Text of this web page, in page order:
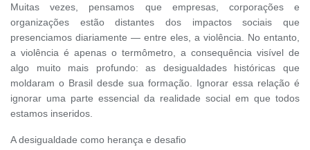
Muitas vezes, pensamos que empresas, corporações e
organizações estão distantes dos impactos sociais que
presenciamos diariamente — entre eles, a violência. No entanto,
a violência é apenas o termômetro, a consequência visível de
algo muito mais profundo: as desigualdades históricas que
moldaram o Brasil desde sua formação. Ignorar essa relação é
ignorar uma parte essencial da realidade social em que todos
estamos inseridos.
A desigualdade como herança e desafio